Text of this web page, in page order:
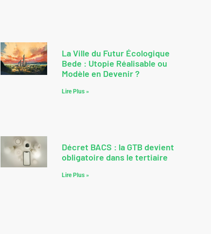
La Ville du Futur Écologique
Bede : Utopie Réalisable ou
Modèle en Devenir ?
Lire Plus »
Décret BACS : la GTB devient
obligatoire dans le tertiaire
Lire Plus »